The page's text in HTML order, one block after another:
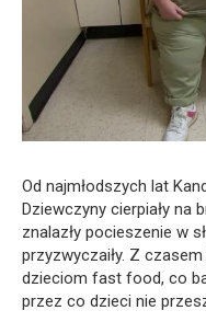
Od najmłodszych lat
Dziewczyny cierpiały na
znalazły pocieszenie w
przyzwyczaiły. Z
dzieciom fast food, co
przez co dzieci nie